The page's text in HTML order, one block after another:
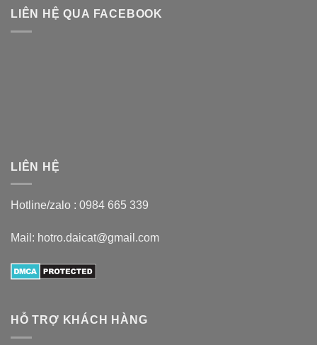
LIÊN HỆ QUA FACEBOOK
LIÊN HỆ
Hotline/zalo : 0984 665 339
Mail: hotro.daicat@gmail.com
HỖ TRỢ KHÁCH HÀNG